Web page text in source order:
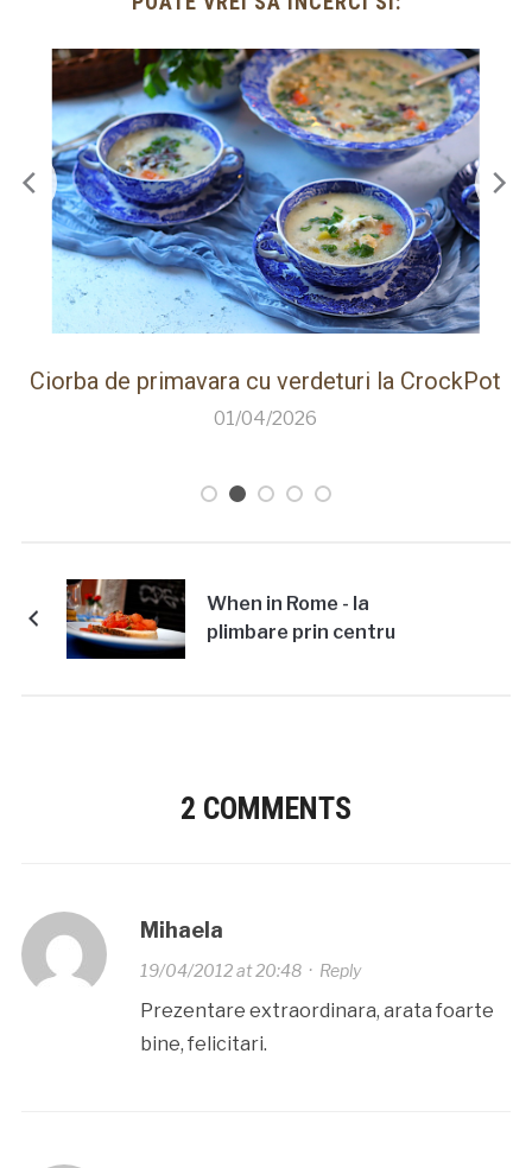
Paine de casa rapida la Thermomix cu faina
care creste singura
When in Rome - la
plimbare prin centru
2 COMMENTS
Mihaela
19/04/2012 at 20:48· Reply
Prezentare extraordinara, arata foarte
bine, felicitari.